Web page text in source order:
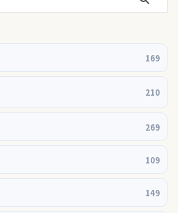
169
210
269
109
149